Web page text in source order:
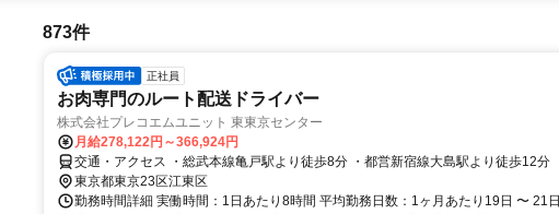
873件
正社員
お肉専門のルート配送ドライバー
株式会社プレコエムユニット 東東京センター
月給278,122円～366,924円
交通・アクセス ・総武本線亀戸駅より徒歩8分 ・都営新宿線大島駅より徒歩12分
東京都東京23区江東区
勤務時間詳細 実働時間：1日あたり8時間 平均勤務日数：1ヶ月あたり19日 〜 21日